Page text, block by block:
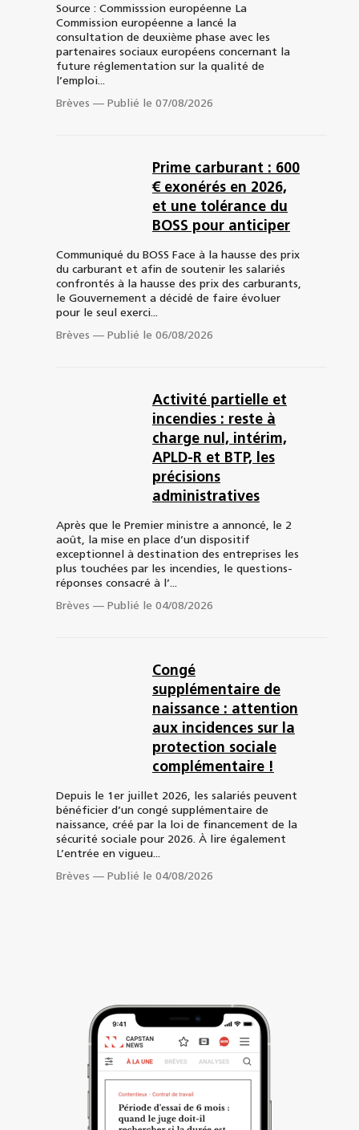
Source : Commisssion européenne La
Commission européenne a lancé la
consultation de deuxième phase avec les
partenaires sociaux européens concernant la
future réglementation sur la qualité de
l’emploi...
Brèves — Publié le 07/08/2026
Prime carburant : 600
€ exonérés en 2026,
et une tolérance du
BOSS pour anticiper
Communiqué du BOSS Face à la hausse des prix
du carburant et afin de soutenir les salariés
confrontés à la hausse des prix des carburants,
le Gouvernement a décidé de faire évoluer
pour le seul exerci...
Brèves — Publié le 06/08/2026
Activité partielle et
incendies : reste à
charge nul, intérim,
APLD-R et BTP, les
précisions
administratives
Après que le Premier ministre a annoncé, le 2
août, la mise en place d’un dispositif
exceptionnel à destination des entreprises les
plus touchées par les incendies, le questions-
réponses consacré à l’...
Brèves — Publié le 04/08/2026
Congé
supplémentaire de
naissance : attention
aux incidences sur la
protection sociale
complémentaire !
Depuis le 1er juillet 2026, les salariés peuvent
bénéficier d’un congé supplémentaire de
naissance, créé par la loi de financement de la
sécurité sociale pour 2026. À lire également
L’entrée en vigueu...
Brèves — Publié le 04/08/2026